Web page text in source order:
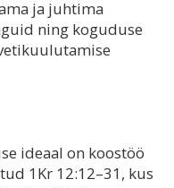
ja juhtima
ning koguduse
ideaal on koostöö
1Kr 12:12–31, kus